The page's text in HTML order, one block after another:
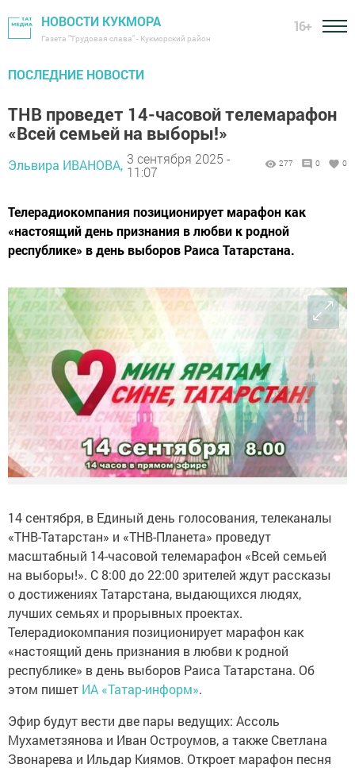
НОВОСТИ КУКМОРА
Газета "Трудовая слава" - Кукморский район
16+
ПОСЛЕДНИЕ НОВОСТИ
ТНВ проведет 14-часовой телемарафон
«Всей семьей на выборы!»
Эльвира ИВАНОВА, 3 сентября 2025 -
11:07
277 0 0
Телерадиокомпания позиционирует марафон как
«настоящий день признания в любви к родной
республике» в день выборов Раиса Татарстана.
14 сентября, в Единый день голосования, телеканалы
«ТНВ-Татарстан» и «ТНВ-Планета» проведут
масштабный 14-часовой телемарафон «Всей семьей
на выборы!». С 8:00 до 22:00 зрителей ждут рассказы
о достижениях Татарстана, выдающихся людях,
лучших семьях и прорывных проектах.
Телерадиокомпания позиционирует марафон как
«настоящий день признания в любви к родной
республике» в день выборов Раиса Татарстана. Об
этом пишет ИА «Татар-информ».
Эфир будут вести две пары ведущих: Ассоль
Мухаметзянова и Иван Остроумов, а также Светлана
Звонарева и Ильдар Киямов. Откроет марафон песня